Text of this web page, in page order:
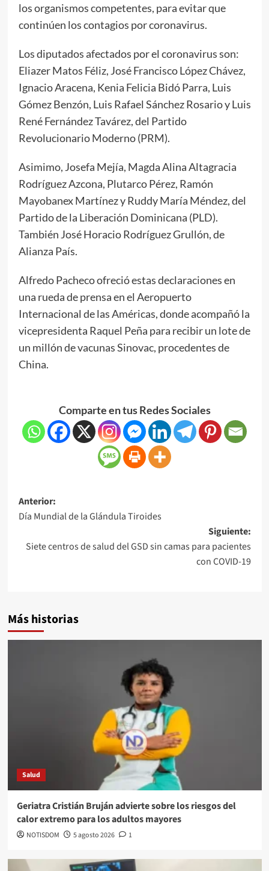
los organismos competentes, para evitar que
continúen los contagios por coronavirus.
Los diputados afectados por el coronavirus son:
Eliazer Matos Féliz, José Francisco López Chávez,
Ignacio Aracena, Kenia Felicia Bidó Parra, Luis
Gómez Benzón, Luis Rafael Sánchez Rosario y Luis
René Fernández Tavárez, del Partido
Revolucionario Moderno (PRM).
Asimimo, Josefa Mejía, Magda Alina Altagracia
Rodríguez Azcona, Plutarco Pérez, Ramón
Mayobanex Martínez y Ruddy María Méndez, del
Partido de la Liberación Dominicana (PLD).
También José Horacio Rodríguez Grullón, de
Alianza País.
Alfredo Pacheco ofreció estas declaraciones en
una rueda de prensa en el Aeropuerto
Internacional de las Américas, donde acompañó la
vicepresidenta Raquel Peña para recibir un lote de
un millón de vacunas Sinovac, procedentes de
China.
Comparte en tus Redes Sociales
Anterior:
Día Mundial de la Glándula Tiroides
Siguiente:
Siete centros de salud del GSD sin camas para pacientes
con COVID-19
Más historias
Salud
Geriatra Cristián Bruján advierte sobre los riesgos del
calor extremo para los adultos mayores
NOTISDOM 5 agosto 2026 1